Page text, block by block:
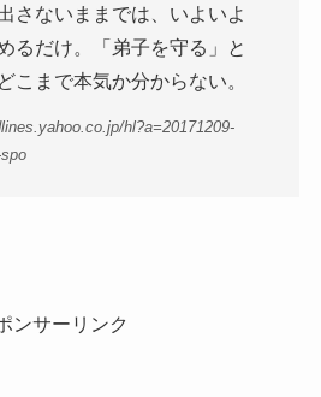
さないままでは、いよいよ
るだけ。「弟子を守る」と
こまで本気か分からない。
hl?a=20171209-
spo
ンサーリンク